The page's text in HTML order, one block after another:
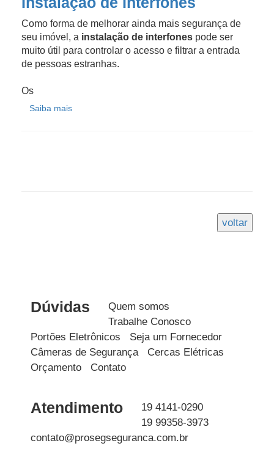
Como forma de melhorar ainda mais segurança de
seu imóvel, a instalação de interfones pode ser
muito útil para controlar o acesso e filtrar a entrada
de pessoas estranhas.
Os
Saiba mais
Dúvidas
Quem somos
Trabalhe Conosco
Portões Eletrônicos
Seja um Fornecedor
Câmeras de Segurança
Cercas Elétricas
Orçamento
Contato
Atendimento
19 4141-0290
19 99358-3973
contato@prosegseguranca.com.br